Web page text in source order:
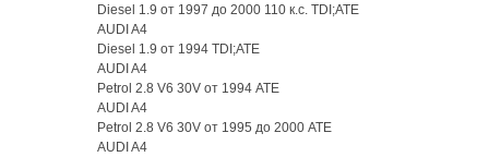
Diesel 1.9 от 1997 до 2000 110 к.с. TDI;ATE
AUDI A4
Diesel 1.9 от 1994 TDI;ATE
AUDI A4
Petrol 2.8 V6 30V от 1994 ATE
AUDI A4
Petrol 2.8 V6 30V от 1995 до 2000 ATE
AUDI A4